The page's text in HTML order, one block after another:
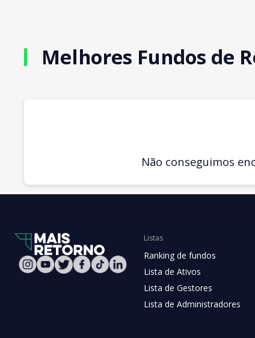
Melhores Fundos de
Não conseguimos
Listas
Ranking de fundos
Lista de Ativos
Lista de Gestores
Lista de Administradores